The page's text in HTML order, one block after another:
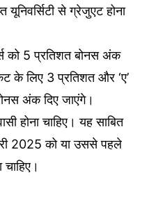
यूनिवर्सिटी से ग्रेजुएट होना
को 5 प्रतिशत बोनस अंक
के लिए 3 प्रतिशत और ‘ए’
अंक दिए जाएंगे।
होना चाहिए। यह साबित
2025 को या उससे पहले
चाहिए।